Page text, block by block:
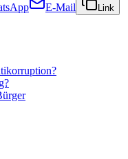
E-Mail Link